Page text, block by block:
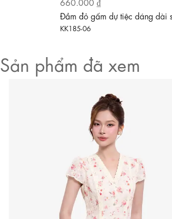
Đầm đỏ gấm dự tiệc dáng dài
KK185-06
Sản phẩm đã xem